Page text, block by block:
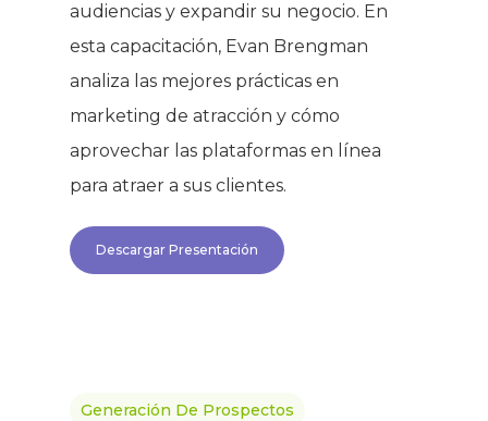
audiencias y expandir su negocio. En
esta capacitación, Evan Brengman
analiza las mejores prácticas en
marketing de atracción y cómo
aprovechar las plataformas en línea
para atraer a sus clientes.
Descargar Presentación
Generación De Prospectos